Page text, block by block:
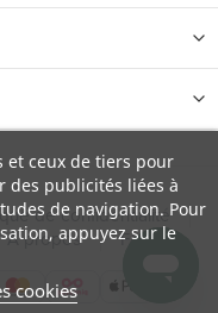
de confidentialité
À propos FAQ
et ceux de tiers pour
des publicités liées à
de navigation. Pour
appuyez sur le
cookies